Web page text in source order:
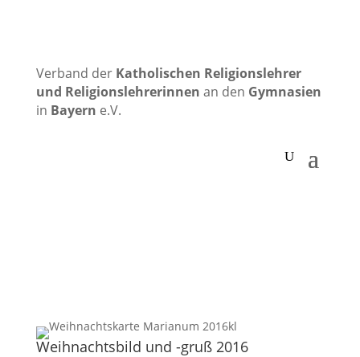
Verband der Katholischen Religionslehrer
und Religionslehrerinnen an den Gymnasien
in Bayern e.V.
Weihnachtsbild und -gruß 2016